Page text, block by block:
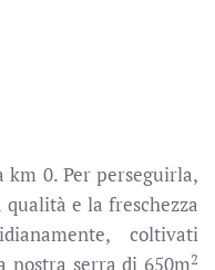
km 0. Per perseguirla,
e la freschezza
coltivati
nostra serra di 650m2